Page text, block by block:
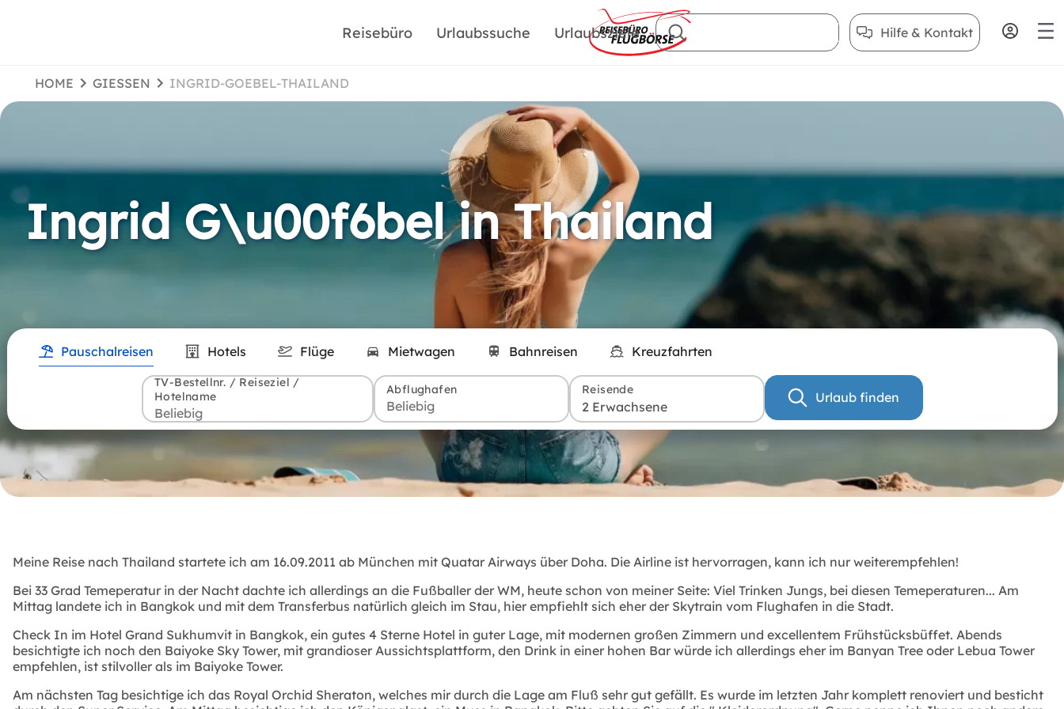
Reisebüro Urlaubssuche Urlaubsziele Hilfe & Kontakt
HOME GIESSEN INGRID-GOEBEL-THAILAND
Ingrid G\u00f6bel in Thailand
Pauschalreisen Hotels Flüge Mietwagen Bahnreisen Kreuzfahrten
TV-Bestellnr. / Reiseziel /
Hotelname
Abflughafen Reisende
2 Erwachsene
Urlaub finden
Meine Reise nach Thailand startete ich am 16.09.2011 ab München mit Quatar Airways über Doha. Die Airline ist hervorragen, kann ich nur weiterempfehlen!
Bei 33 Grad Temeperatur in der Nacht dachte ich allerdings an die Fußballer der WM, heute schon von meiner Seite: Viel Trinken Jungs, bei diesen Temeperaturen... Am
Mittag landete ich in Bangkok und mit dem Transferbus natürlich gleich im Stau, hier empfiehlt sich eher der Skytrain vom Flughafen in die Stadt.
Check In im Hotel Grand Sukhumvit in Bangkok, ein gutes 4 Sterne Hotel in guter Lage, mit modernen großen Zimmern und excellentem Frühstücksbüffet. Abends
besichtigte ich noch den Baiyoke Sky Tower, mit grandioser Aussichtsplattform, den Drink in einer hohen Bar würde ich allerdings eher im Banyan Tree oder Lebua Tower
empfehlen, ist stilvoller als im Baiyoke Tower.
Am nächsten Tag besichtige ich das Royal Orchid Sheraton, welches mir durch die Lage am Fluß sehr gut gefällt. Es wurde im letzten Jahr komplett renoviert und besticht